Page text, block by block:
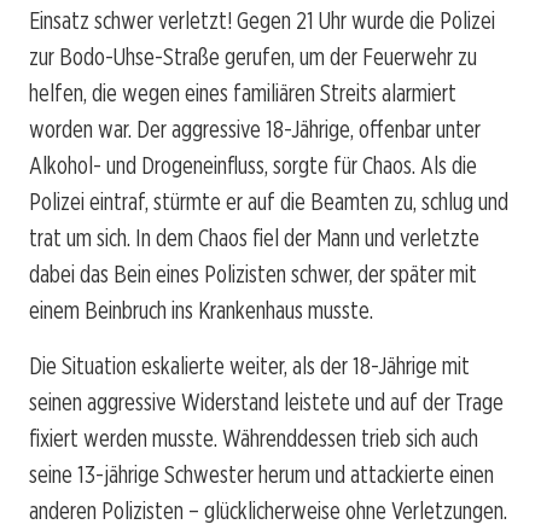
Einsatz schwer verletzt! Gegen 21 Uhr wurde die Polizei
zur Bodo-Uhse-Straße gerufen, um der Feuerwehr zu
helfen, die wegen eines familiären Streits alarmiert
worden war. Der aggressive 18-Jährige, offenbar unter
Alkohol- und Drogeneinfluss, sorgte für Chaos. Als die
Polizei eintraf, stürmte er auf die Beamten zu, schlug und
trat um sich. In dem Chaos fiel der Mann und verletzte
dabei das Bein eines Polizisten schwer, der später mit
einem Beinbruch ins Krankenhaus musste.
Die Situation eskalierte weiter, als der 18-Jährige mit
seinen aggressive Widerstand leistete und auf der Trage
fixiert werden musste. Währenddessen trieb sich auch
seine 13-jährige Schwester herum und attackierte einen
anderen Polizisten – glücklicherweise ohne Verletzungen.